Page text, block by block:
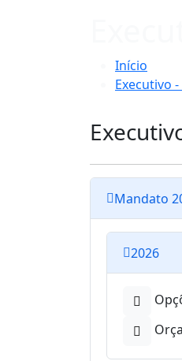
Início
Executivo
Mandato
2026